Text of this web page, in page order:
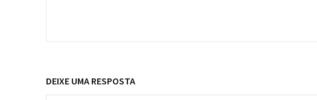
DEIXE UMA RESPOSTA